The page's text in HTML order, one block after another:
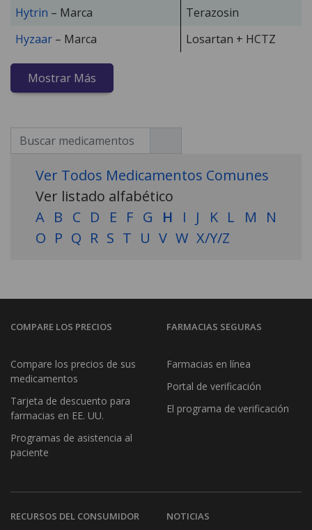
Ver Todos Medicamentos Comunes
Ver listado alfabético
A B C D E F G H I J K L M
N
O P Q R S T U V W X/Y/Z
Hytrin – Marca
Terazosin
Hyzaar – Marca Losartan + HCTZ
Mostrar Más
COMPARE LOS PRECIOS
Compare los precios de sus
medicamentos
Tarjeta de descuento para
farmacias en EE. UU.
Programas de asistencia al
paciente
FARMACIAS SEGURAS
Farmacias en línea
Portal de verificación
El programa de verificación
RECURSOS DEL CONSUMIDOR NOTICIAS